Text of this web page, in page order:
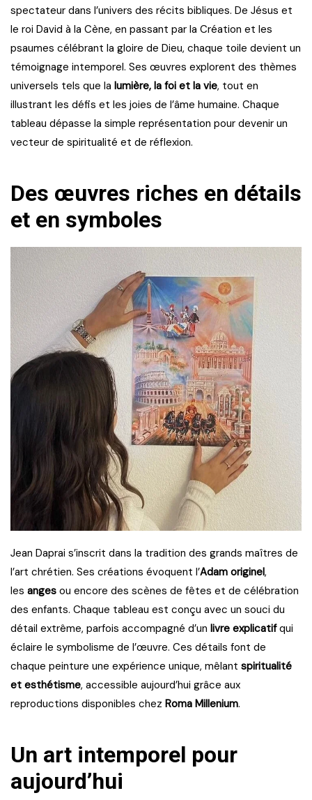
spectateur dans l’univers des récits bibliques. De Jésus et
le roi David à la Cène, en passant par la Création et les
psaumes célébrant la gloire de Dieu, chaque toile devient un
témoignage intemporel. Ses œuvres explorent des thèmes
universels tels que la lumière, la foi et la vie, tout en
illustrant les défis et les joies de l’âme humaine. Chaque
tableau dépasse la simple représentation pour devenir un
vecteur de spiritualité et de réflexion.
Des œuvres riches en détails
et en symboles
Jean Daprai s’inscrit dans la tradition des grands maîtres de
l’art chrétien. Ses créations évoquent l’Adam originel,
les anges ou encore des scènes de fêtes et de célébration
des enfants. Chaque tableau est conçu avec un souci du
détail extrême, parfois accompagné d’un livre explicatifqui
éclaire le symbolisme de l’œuvre. Ces détails font de
chaque peinture une expérience unique, mêlant spiritualité
et esthétisme, accessible aujourd’hui grâce aux
reproductions disponibles chez Roma Millenium.
Un art intemporel pour
aujourd’hui